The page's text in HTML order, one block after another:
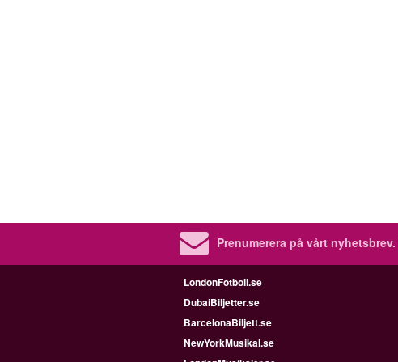
Prenumerera på vårt nyhetsbrev.
LondonFotboll.se
DubaiBiljetter.se
BarcelonaBiljett.se
NewYorkMusikal.se